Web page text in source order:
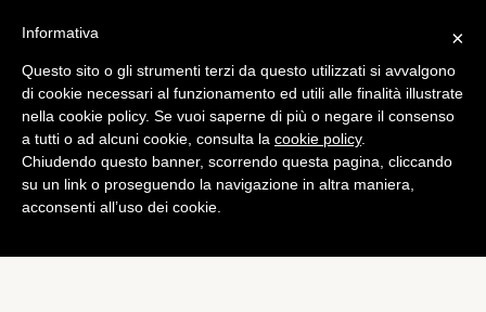
×
Informativa
Questo sito o gli strumenti terzi da questo utilizzati si avvalgono
di cookie necessari al funzionamento ed utili alle finalità illustrate
nella cookie policy. Se vuoi saperne di più o negare il consenso
a tutti o ad alcuni cookie, consulta la cookie policy.
Chiudendo questo banner, scorrendo questa pagina, cliccando
su un link o proseguendo la navigazione in altra maniera,
acconsenti all’uso dei cookie.